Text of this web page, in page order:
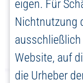
eigen. Für
Nichtnutzung
Website, auf
die Urheber